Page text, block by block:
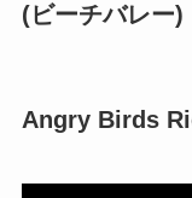
(ビーチバレー)
Angry Birds